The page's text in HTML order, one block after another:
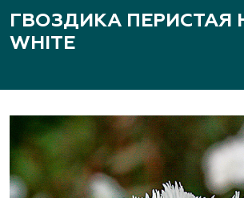
ГВОЗДИКА ПЕРИСТАЯ
WHITE